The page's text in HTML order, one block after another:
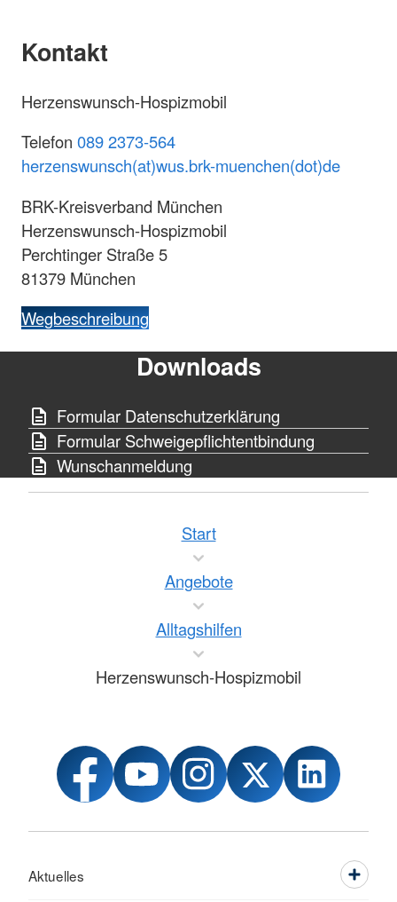
Kontakt
Herzenswunsch-Hospizmobil
Telefon 089 2373-564
herzenswunsch(at)wus.brk-muenchen(dot)de
BRK-Kreisverband München
Herzenswunsch-Hospizmobil
Perchtinger Straße 5
81379 München
Wegbeschreibung
Downloads
Formular Datenschutzerklärung
Formular Schweigepflichtentbindung
Wunschanmeldung
Start
Angebote
Alltagshilfen
Herzenswunsch-Hospizmobil
Aktuelles